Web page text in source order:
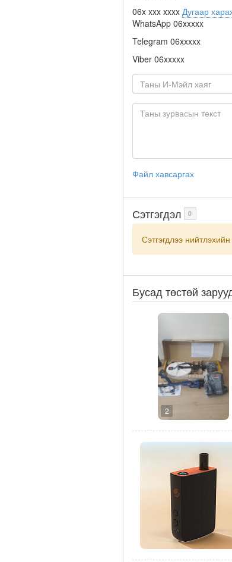
06x xxx xxxx Дугаар
WhatsApp 06xxxxx
Telegram 06xxxxx
Viber 06xxxxx
Файл хавсаргах
Сэтгэгдэл 0
Сэтгэгдлээ
Бусад төстөй
2